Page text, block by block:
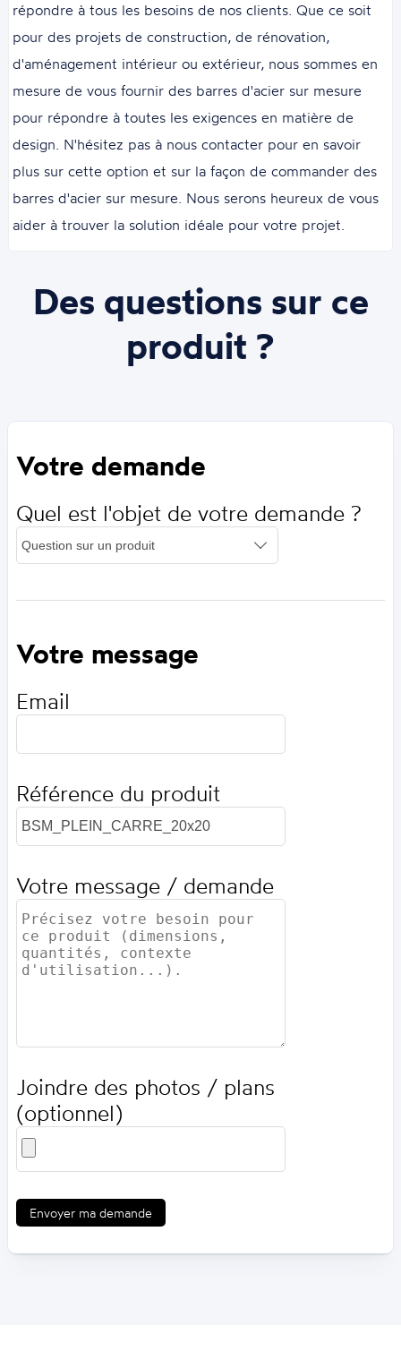
répondre à tous les besoins de nos clients. Que ce soit
pour des projets de construction, de rénovation,
d'aménagement intérieur ou extérieur, nous sommes en
mesure de vous fournir des barres d'acier sur mesure
pour répondre à toutes les exigences en matière de
design. N'hésitez pas à nous contacter pour en savoir
plus sur cette option et sur la façon de commander des
barres d'acier sur mesure. Nous serons heureux de vous
aider à trouver la solution idéale pour votre projet.
Des questions sur ce
produit ?
Votre demande
Quel est l'objet de votre demande ?
Votre message
Email
Référence du produit
Votre message / demande
Joindre des photos / plans
(optionnel)
Envoyer ma demande